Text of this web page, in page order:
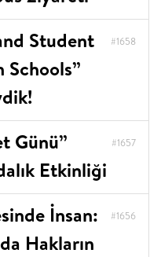
Student
#1658
Günü”
Etkinliği
#1657
İnsan:
Hakların
#1656